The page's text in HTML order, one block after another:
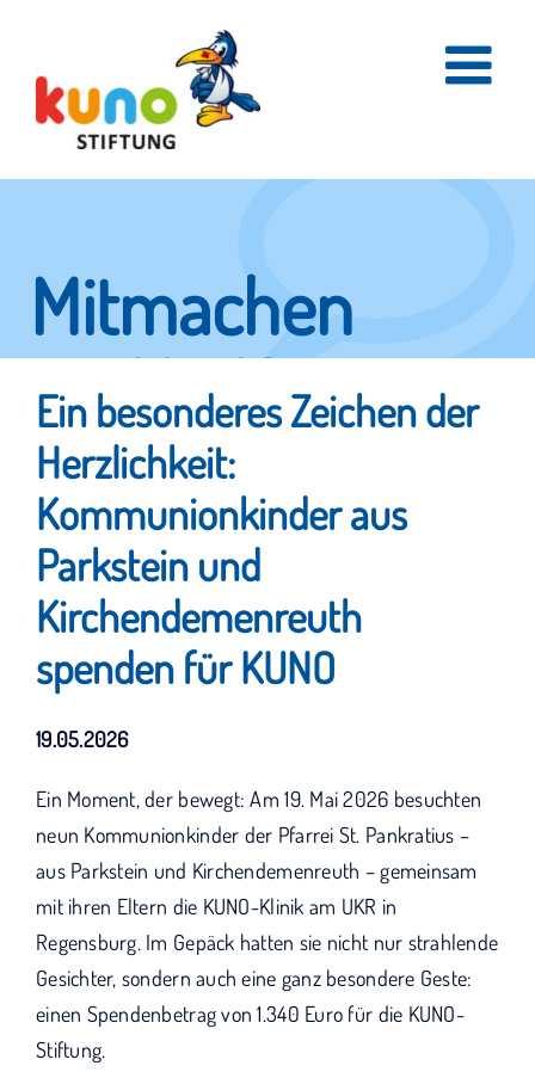
content
Mitmachen
und helfen.
Hier erfahren Sie, wie fleißige Helfer
KUNO bisher unterstützt haben.
Ein besonderes Zeichen der
Herzlichkeit:
Kommunionkinder aus
Parkstein und
Kirchendemenreuth
spenden für KUNO
19.05.2026
Ein Moment, der bewegt: Am 19. Mai 2026 besuchten
neun Kommunionkinder der Pfarrei St. Pankratius –
aus Parkstein und Kirchendemenreuth – gemeinsam
mit ihren Eltern die KUNO-Klinik am UKR in
Regensburg. Im Gepäck hatten sie nicht nur strahlende
Gesichter, sondern auch eine ganz besondere Geste:
einen Spendenbetrag von 1.340 Euro für die KUNO-
Stiftung.